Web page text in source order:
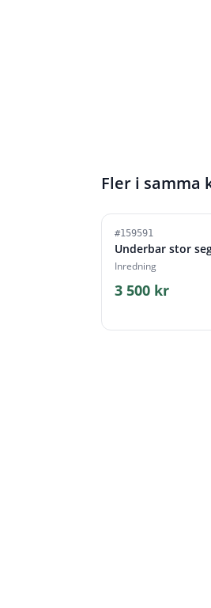
Fler i samma
#159591
Underbar stor
Inredning
3 500 kr